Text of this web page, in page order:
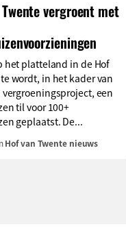
vergroent met
het platteland in de Hof
wordt, in het kader van
vergroeningsproject, een
til voor 100+
geplaatst. De...
Hof van Twente nieuws